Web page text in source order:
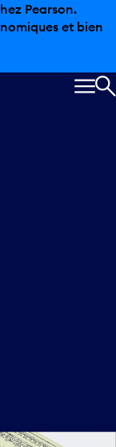
Pearson.
et bien